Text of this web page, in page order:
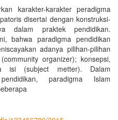
karakter-karakter peradigma
disertai dengan konstruksi-
dalam praktek pendidikan.
bahwa paradigma pendidikan
adanya pilihan-pilihan
organizer); konsepsi,
isi (subject metter). Dalam
paradigma Islam